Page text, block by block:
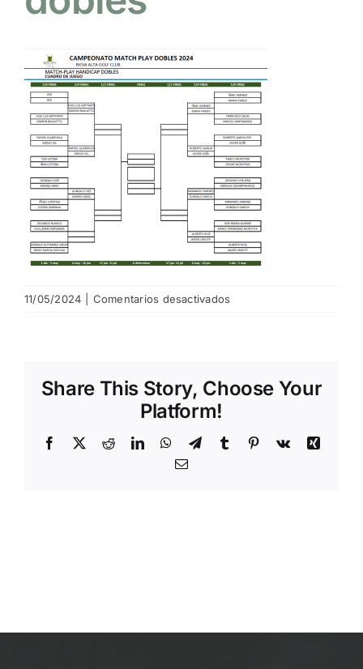
HAZTE SOCIO
OFERTAS
RESERVAR
11/05/2024 Comentarios desactivados
Share This Story, Choose Your
Platform!
Facebook
X RedditLinkedInWhatsApp
TelegramTumblr Pinterest
Vk
Xing
Email